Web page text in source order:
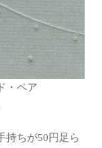
・ペア
持ちが50円足ら